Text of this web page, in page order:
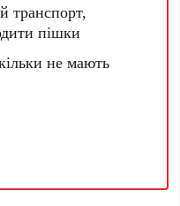
транспорт,
пішки
не мають